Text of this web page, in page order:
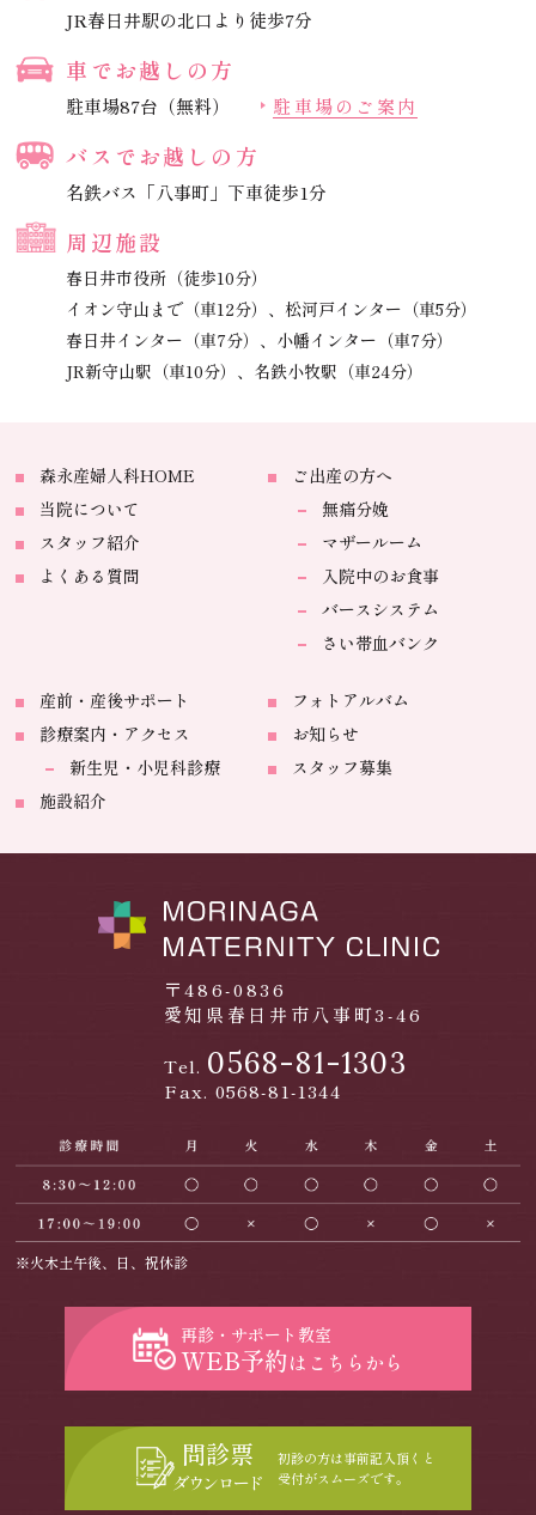
JR春日井駅の北口より徒歩7分
車でお越しの方
駐車場87台（無料） 駐車場のご案内
バスでお越しの方
名鉄バス「八事町」下車徒歩1分
周辺施設
春日井市役所（徒歩10分）
イオン守山まで（車12分）、松河戸インター（車5分）
春日井インター（車7分）、 小幡インター（車7分）
JR新守山駅（車10分）、 名鉄小牧駅（車24分）
森永産婦人科HOME
当院について
スタッフ紹介
よくある質問
ご出産の方へ
無痛分娩
マザールーム
入院中のお食事
バースシステム
さい帯血バンク
産前・産後サポート
診療案内・アクセス
新生児・小児科診療
施設紹介
フォトアルバム
お知らせ
スタッフ募集
〒486-0836
愛知県春日井市八事町3-46
Tel. 0568-81-1303
Fax. 0568-81-1344
※火木土午後、日、祝休診
再診・サポート教室
WEB予約はこちらから
問診票
ダウンロード
初診の方は事前記入頂くと
受付がスムーズです。